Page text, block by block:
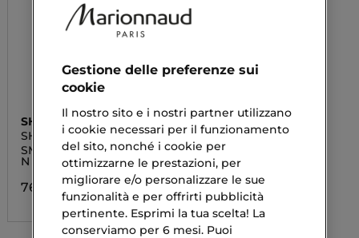
SHISEIDO
SHISEIDO MEN
SMNN TOTAL REVIT EYE
N 15ML
76,90 €
Gestione delle preferenze sui
cookie
Il nostro sito e i nostri partner utilizzano
i cookie necessari per il funzionamento
del sito, nonché i cookie per
ottimizzarne le prestazioni, per
migliorare e/o personalizzare le sue
funzionalità e per offrirti pubblicità
pertinente. Esprimi la tua scelta! La
conserviamo per 6 mesi. Puoi